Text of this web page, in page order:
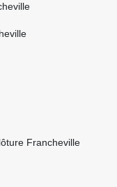
Francheville